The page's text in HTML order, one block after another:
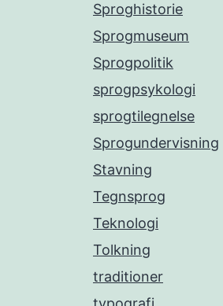
Sproghistorie
Sprogmuseum
Sprogpolitik
sprogpsykologi
sprogtilegnelse
Sprogundervisning
Stavning
Tegnsprog
Teknologi
Tolkning
traditioner